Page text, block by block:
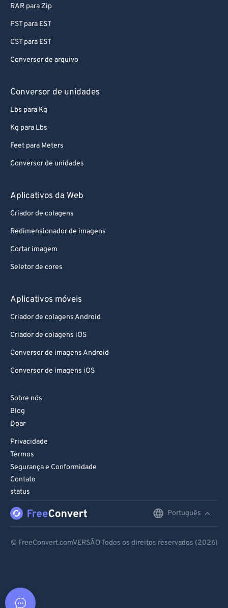
RAR para Zip
PST para EST
CST para EST
Conversor de arquivo
Conversor de unidades
Lbs para Kg
Kg para Lbs
Feet para Meters
Conversor de unidades
Aplicativos da Web
Criador de colagens
Redimensionador de imagens
Cortar imagem
Seletor de cores
Aplicativos móveis
Criador de colagens Android
Criador de colagens iOS
Conversor de imagens Android
Conversor de imagens iOS
Sobre nós
Blog
Doar
Privacidade
Termos
Segurança e Conformidade
Contato
status
Português
© FreeConvert.comVERSÃO Todos os direitos reservados (2026)